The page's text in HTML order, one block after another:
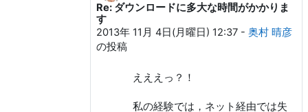
KUROKI Yusuke への返信
Re: ダウンロードに多大な時間がかかりま
す
2013年 11月 4日(月曜日) 12:37- 奥村 晴彦
の投稿
えええっ？！
私の経験では，ネット経由では失